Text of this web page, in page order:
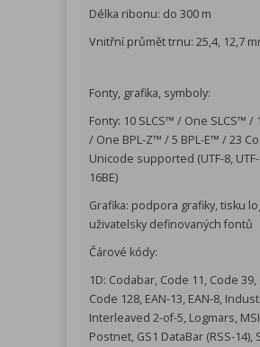
Délka ribonu: do 300 m
Vnitřní průmět trnu: 25,4, 12,7
Fonty, grafika, symboly:
Fonty: 10 SLCS™ / One SLCS™ /
/ One BPL-Z™ / 5 BPL-E™ / 23
Unicode supported (UTF-8, UTF-
16BE)
Grafika: podpora grafiky, tisku
uživatelsky definovaných fontů
Čárové kódy:
1D: Codabar, Code 11, Code
Code 128, EAN-13, EAN-8,
Interleaved 2-of-5, Logmars,
Postnet, GS1 DataBar (RSS-14),